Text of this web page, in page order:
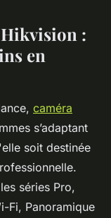
:
en
caméra
s’adaptant
soit destinée
séries Pro,
Fi, Panoramique